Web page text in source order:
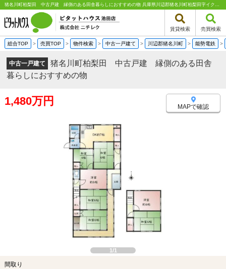
猪名川町柏梨田 中古戸建 縁側のある田舎暮らしにおすすめの物 兵庫県川辺郡猪名川町柏梨田字イクシ｜1,480万円の中古一戸建て｜中古住宅や中古物件情報｜ピタットハウス池田店 株式会社ニチレク
賃貸検索 売買検索
総合TOP > 売買TOP > 物件検索 > 中古一戸建て > 川辺郡猪名川町 > 能勢電鉄 >
中古一戸建て
猪名川町柏梨田 中古戸建 縁側のある田舎
暮らしにおすすめの物
1,480万円 MAPで確認
1/1
間取り